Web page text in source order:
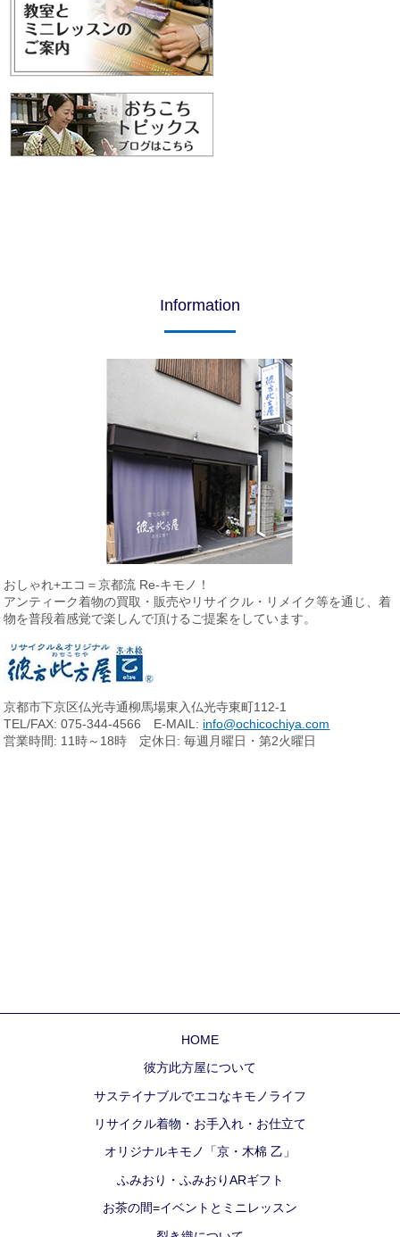
Information
おしゃれ+エコ＝京都流 Re-キモノ！
アンティーク着物の買取・販売やリサイクル・リメイク等を通じ、着
物を普段着感覚で楽しんで頂けるご提案をしています。
京都市下京区仏光寺通柳馬場東入仏光寺東町112-1
TEL/FAX: 075-344-4566 E-MAIL: info@ochicochiya.com
営業時間: 11時～18時 定休日: 毎週月曜日・第2火曜日
HOME
彼方此方屋について
サステイナブルでエコなキモノライフ
リサイクル着物・お手入れ・お仕立て
オリジナルキモノ「京・木棉 乙」
ふみおり・ふみおりARギフト
お茶の間=イベントとミニレッスン